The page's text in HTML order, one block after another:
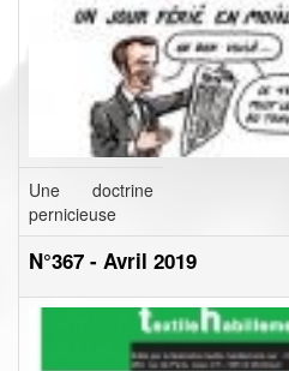
Une doctrine
pernicieuse
N°367 - Avril 2019